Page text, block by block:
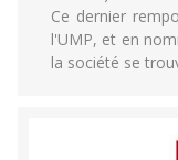
Ce dernier
l'UMP, et en
la société se